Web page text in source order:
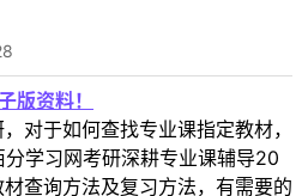
版资料！
对于如何查找专业课指定教材，
学习网考研深耕专业课辅导20
查询方法及复习方法，有需要的